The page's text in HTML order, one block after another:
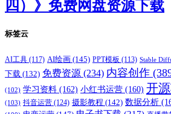
四）》免费网盘资源下载
标签云
AI工具 (117) AI绘画 (145) PPT模板 (113) Stable
下载 (132) 免费资源 (234) 内容创作
(102) 学习资料 (162) 小红书运营 (160) 开
(103) 抖音运营 (124) 摄影教程 (142) 数据分析